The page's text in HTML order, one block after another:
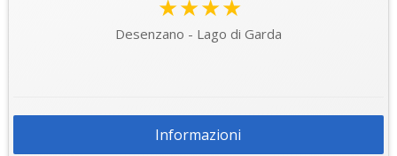
★★★★
Desenzano - Lago di Garda
Informazioni